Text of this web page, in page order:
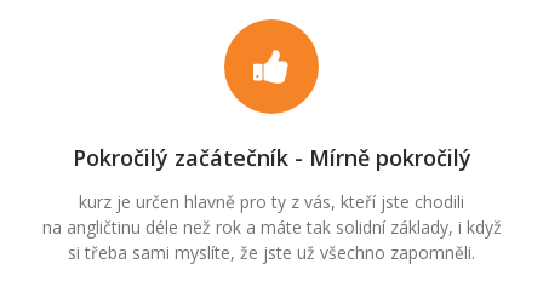
Pokročilý začátečník - Mírně pokročilý
kurz je určen hlavně pro ty z vás, kteří jste chodili
na angličtinu déle než rok a máte tak solidní základy, i když
si třeba sami myslíte, že jste už všechno zapomněli.